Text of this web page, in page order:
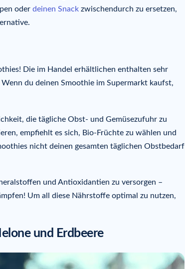
oder deinen Snack zwischendurch zu ersetzen,
Die im Handel erhältlichen enthalten sehr
du deinen Smoothie im Supermarkt kaufst,
die tägliche Obst- und Gemüsezufuhr zu
empfiehlt es sich, Bio-Früchte zu wählen und
nicht deinen gesamten täglichen Obstbedarf
und Antioxidantien zu versorgen –
Um all diese Nährstoffe optimal zu nutzen,
und Erdbeere